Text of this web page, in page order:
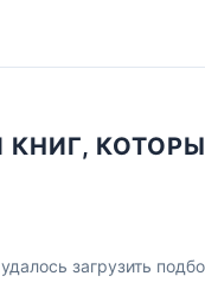
загрузить